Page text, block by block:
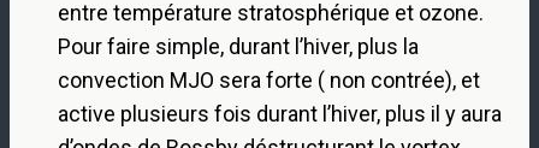
entre température stratosphérique et ozone.
Pour faire simple, durant l’hiver, plus la
convection MJO sera forte ( non contrée), et
active plusieurs fois durant l’hiver, plus il y aura